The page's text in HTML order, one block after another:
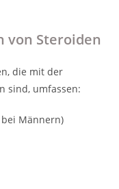
von Steroiden
die mit der
sind, umfassen:
Männern)